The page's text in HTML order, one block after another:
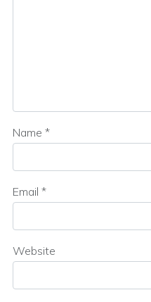
Name *
Email *
Website